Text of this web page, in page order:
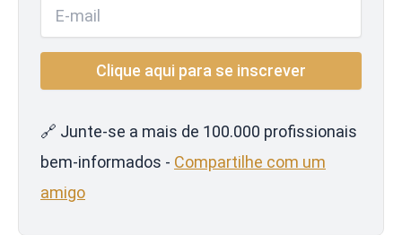
🔗 Junte-se a mais de 100.000 profissionais
bem-informados - Compartilhe com um
amigo